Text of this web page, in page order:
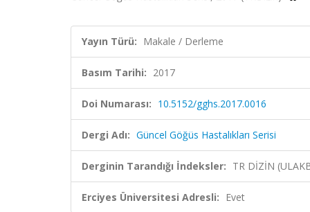
Yayın Türü: Makale / Derleme
Basım Tarihi: 2017
Doi Numarası: 10.5152/gghs.2017.0016
Dergi Adı: Güncel Göğüs Hastalıkları Serisi
Derginin Tarandığı İndeksler: TR DİZİN
Erciyes Üniversitesi Adresli: Evet